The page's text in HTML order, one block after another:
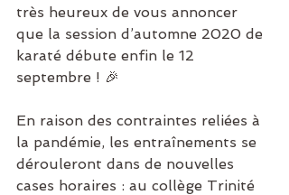
très heureux de vous annoncer
que la session d’automne 2020 de
karaté débute enfin le 12
septembre ! 🎉
En raison des contraintes reliées à
la pandémie, les entraînements se
dérouleront dans de nouvelles
cases horaires : au collège Trinité